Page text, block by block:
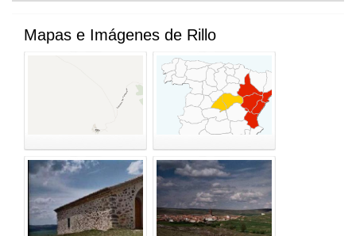
Mapas e Imágenes de Rillo